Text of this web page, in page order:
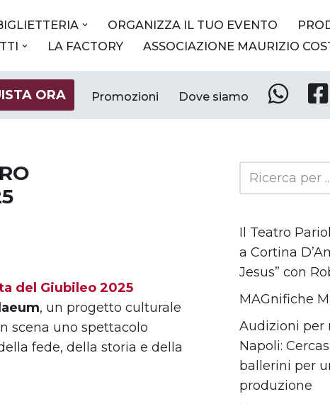
ORGANIZZA IL TUO EVENTO
LA FACTORY ASSOCIAZIONE MAURIZIO
ORA Promozioni Dove siamo Whatsapp
del Giubileo 2025
, un progetto culturale
scena uno spettacolo
fede, della storia e della
Il Teatro
a Cortina
Jesus” con
MAGnifiche
Audizioni per
Napoli:
ballerini per
produzione